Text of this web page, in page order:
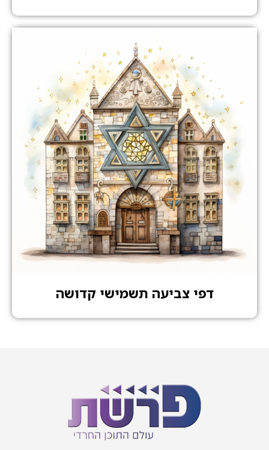
דפי צביעה תשמישי קדושה